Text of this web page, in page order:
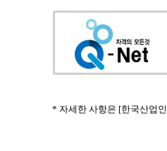
* 자세한 사항은 [한국산업